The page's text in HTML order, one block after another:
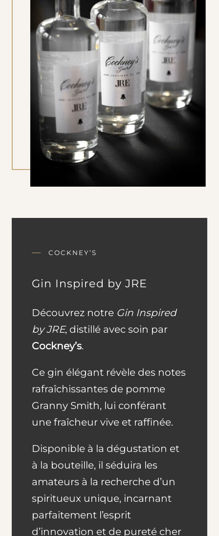
COCKNEY’S
Gin Inspired by JRE
Découvrez notre Gin Inspired
by JRE, distillé avec soin par
Cockney’s.
Ce gin élégant révèle des notes
rafraîchissantes de pomme
Granny Smith, lui conférant
une fraîcheur vive et raffinée.
Disponible à la dégustation et
à la bouteille, il séduira les
amateurs à la recherche d’un
spiritueux unique, incarnant
parfaitement l’esprit
d’innovation et de pureté cher